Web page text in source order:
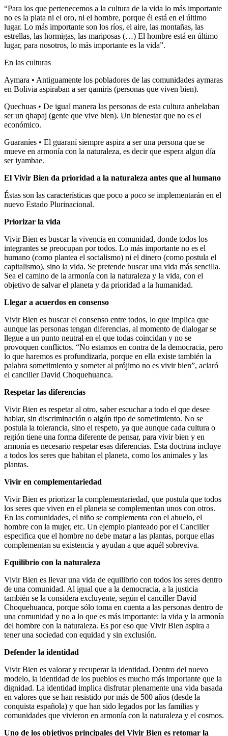
“Para los que pertenecemos a la cultura de la vida lo más importante
no es la plata ni el oro, ni el hombre, porque él está en el último
lugar. Lo más importante son los ríos, el aire, las montañas, las
estrellas, las hormigas, las mariposas (…) El hombre está en último
lugar, para nosotros, lo más importante es la vida”.
En las culturas
Aymara • Antiguamente los pobladores de las comunidades aymaras
en Bolivia aspiraban a ser qamiris (personas que viven bien).
Quechuas • De igual manera las personas de esta cultura anhelaban
ser un qhapaj (gente que vive bien). Un bienestar que no es el
económico.
Guaraníes • El guaraní siempre aspira a ser una persona que se
mueve en armonía con la naturaleza, es decir que espera algun día
ser iyambae.
El Vivir Bien da prioridad a la naturaleza antes que al humano
Éstas son las características que poco a poco se implementarán en el
nuevo Estado Plurinacional.
Priorizar la vida
Vivir Bien es buscar la vivencia en comunidad, donde todos los
integrantes se preocupan por todos. Lo más importante no es el
humano (como plantea el socialismo) ni el dinero (como postula el
capitalismo), sino la vida. Se pretende buscar una vida más sencilla.
Sea el camino de la armonía con la naturaleza y la vida, con el
objetivo de salvar el planeta y da prioridad a la humanidad.
Llegar a acuerdos en consenso
Vivir Bien es buscar el consenso entre todos, lo que implica que
aunque las personas tengan diferencias, al momento de dialogar se
llegue a un punto neutral en el que todas coincidan y no se
provoquen conflictos. “No estamos en contra de la democracia, pero
lo que haremos es profundizarla, porque en ella existe también la
palabra sometimiento y someter al prójimo no es vivir bien”, aclaró
el canciller David Choquehuanca.
Respetar las diferencias
Vivir Bien es respetar al otro, saber escuchar a todo el que desee
hablar, sin discriminación o algún tipo de sometimiento. No se
postula la tolerancia, sino el respeto, ya que aunque cada cultura o
región tiene una forma diferente de pensar, para vivir bien y en
armonía es necesario respetar esas diferencias. Esta doctrina incluye
a todos los seres que habitan el planeta, como los animales y las
plantas.
Vivir en complementariedad
Vivir Bien es priorizar la complementariedad, que postula que todos
los seres que viven en el planeta se complementan unos con otros.
En las comunidades, el niño se complementa con el abuelo, el
hombre con la mujer, etc. Un ejemplo planteado por el Canciller
especifica que el hombre no debe matar a las plantas, porque ellas
complementan su existencia y ayudan a que aquél sobreviva.
Equilibrio con la naturaleza
Vivir Bien es llevar una vida de equilibrio con todos los seres dentro
de una comunidad. Al igual que a la democracia, a la justicia
también se la considera excluyente, según el canciller David
Choquehuanca, porque sólo toma en cuenta a las personas dentro de
una comunidad y no a lo que es más importante: la vida y la armonía
del hombre con la naturaleza. Es por eso que Vivir Bien aspira a
tener una sociedad con equidad y sin exclusión.
Defender la identidad
Vivir Bien es valorar y recuperar la identidad. Dentro del nuevo
modelo, la identidad de los pueblos es mucho más importante que la
dignidad. La identidad implica disfrutar plenamente una vida basada
en valores que se han resistido por más de 500 años (desde la
conquista española) y que han sido legados por las familias y
comunidades que vivieron en armonía con la naturaleza y el cosmos.
Uno de los objetivos principales del Vivir Bien es retomar la